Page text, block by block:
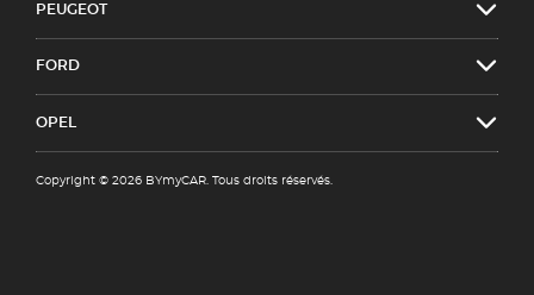
PEUGEOT
FORD
OPEL
Copyright © 2026 BYmyCAR. Tous droits réservés.